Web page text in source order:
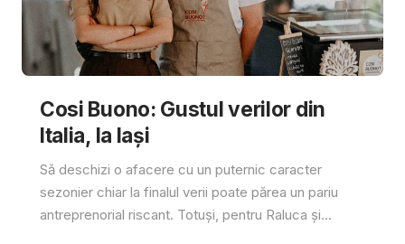
Cosi Buono: Gustul verilor din
Italia, la Iași
Să deschizi o afacere cu un puternic caracter
sezonier chiar la finalul verii poate părea un pariu
antreprenorial riscant. Totuși, pentru Raluca și...